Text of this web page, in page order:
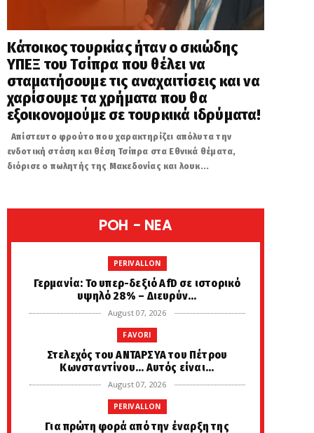
Κάτοικος τουρκίας ήταν ο σκιώδης
ΥΠΕΞ του Τσίπρα που θέλει να
σταματήσουμε τις αναχαιτίσεις και να
χαρίσουμε τα χρήματα που θα
εξοικονομούμε σε τουρκικά ιδρύματα!
Απίστευτο φρούτο που χαρακτηρίζει απόλυτα την
ενδοτική στάση και θέση Τσίπρα στα Εθνικά θέματα,
διόρισε ο πωλητής της Μακεδονίας και λουκ...
POH - NEA
PERIVALLON
Γερμανία: Το υπερ-δεξιό AfD σε ιστορικό
υψηλό 28% – Διευρύν...
August 07, 2026
FAVORI
Στελεχός του ΑΝΤΑΡΣΥΑ του Πέτρου
Κωνσταντίνου... Αυτός είναι...
August 07, 2026
PERIVALLON
Για πρώτη φορά από την έναρξη της